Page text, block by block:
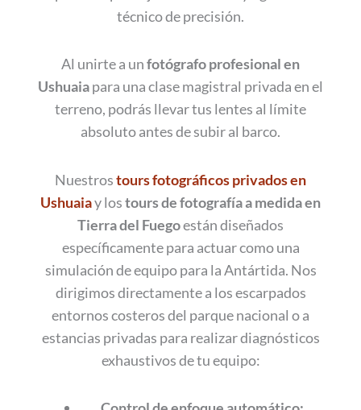
técnico de precisión.
Al unirte a unfotógrafo profesional en
Ushuaiapara una clase magistral privada en el
terreno, podrás llevar tus lentes al límite
absoluto antes de subir al barco.
Nuestrostours fotográficos privados en
Ushuaiay lostours de fotografía a medida en
Tierra del Fuegoestán diseñados
específicamente para actuar como una
simulación de equipo para la Antártida. Nos
dirigimos directamente a los escarpados
entornos costeros del parque nacional o a
estancias privadas para realizar diagnósticos
exhaustivos de tu equipo: